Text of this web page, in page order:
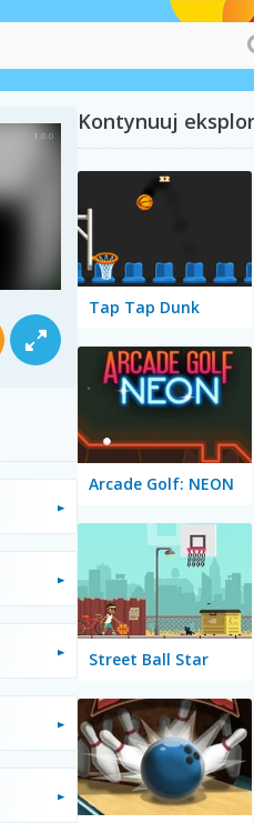
Kontynuuj
Tap Tap Dunk
Arcade Golf: NEON
Street Ball Star